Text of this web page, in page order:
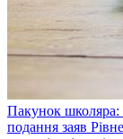
Пакунок школяра:
подання заяв